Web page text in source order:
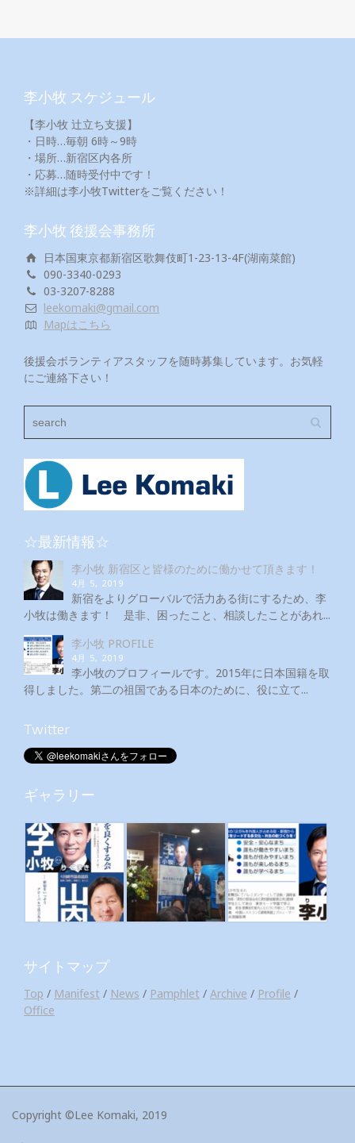
李小牧 スケジュール
【李小牧 辻立ち支援】
・日時…毎朝 6時～9時
・場所…新宿区内各所
・応募…随時受付中です！
※詳細は李小牧Twitterをご覧ください！
李小牧 後援会事務所
日本国東京都新宿区歌舞伎町1-23-13-4F(湖南菜館)
090-3340-0293
03-3207-8288
leekomaki@gmail.com
Mapはこちら
後援会ボランティアスタッフを随時募集しています。お気軽
にご連絡下さい！
☆最新情報☆
李小牧 新宿区と皆様のために働かせて頂きます！
4月 5, 2019
新宿をよりグローバルで活力ある街にするため、李
小牧は働きます！ 是非、困ったこと、相談したことがあれ...
李小牧 PROFILE
4月 5, 2019
李小牧のプロフィールです。2015年に日本国籍を取
得しました。第二の祖国である日本のために、役に立て...
Twitter
ギャラリー
サイトマップ
Top / Manifest / News / Pamphlet / Archive / Profile /
Office
Copyright ©Lee Komaki, 2019